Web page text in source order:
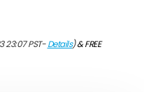
PST-Details)&FREE